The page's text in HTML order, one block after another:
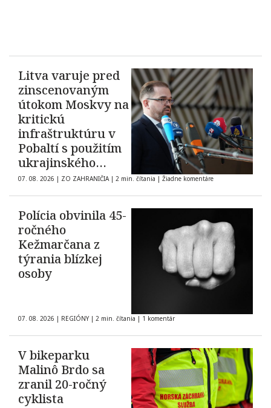
Litva varuje pred
zinscenovaným
útokom Moskvy na
kritickú
infraštruktúru v
Pobaltí s použitím
ukrajinského
dronu
07. 08. 2026 | ZO ZAHRANIČIA | 2 min. čítania | Žiadne komentáre
Polícia obvinila 45-
ročného
Kežmarčana z
týrania blízkej
osoby
07. 08. 2026 | REGIÓNY | 2 min. čítania | 1 komentár
V bikeparku
Malinô Brdo sa
zranil 20-ročný
cyklista